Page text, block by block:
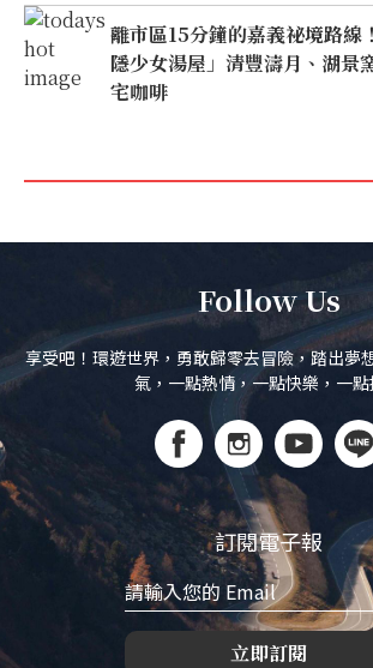
離市區15分鐘的嘉義祕境路線
隱少女湯屋」清豐濤月、湖景
宅咖啡
Follow Us
享受吧！環遊世界，勇敢歸零去冒險，踏出夢
氣，一點熱情，一點快樂，一
訂閱電子報
立即訂閱